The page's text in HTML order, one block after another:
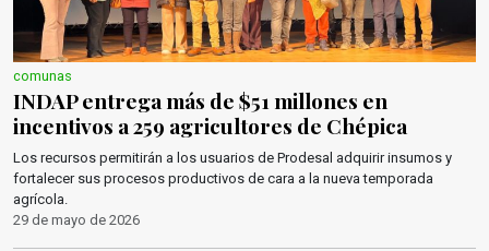
comunas
INDAP entrega más de $51 millones en
incentivos a 259 agricultores de Chépica
Los recursos permitirán a los usuarios de Prodesal adquirir insumos y
fortalecer sus procesos productivos de cara a la nueva temporada
agrícola.
29 de mayo de 2026